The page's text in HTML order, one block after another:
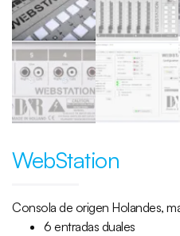
WebStation
Consola de origen Holandes,
6 entradas duales